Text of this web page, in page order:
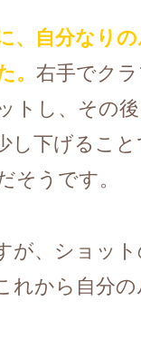
、自分なりの
。 右手でク
トし、その
し下げるこ
そうです。
が、ショット
れから自分